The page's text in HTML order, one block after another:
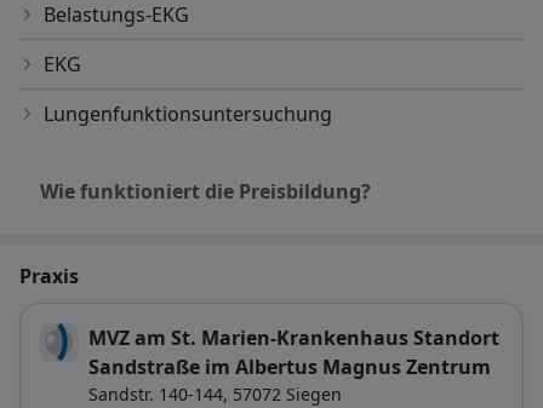
Belastungs-EKG
EKG
Lungenfunktionsuntersuchung
Wie funktioniert die Preisbildung?
Praxis
MVZ am St. Marien-Krankenhaus Standort
Sandstraße im Albertus Magnus Zentrum
Sandstr. 140-144, 57072 Siegen